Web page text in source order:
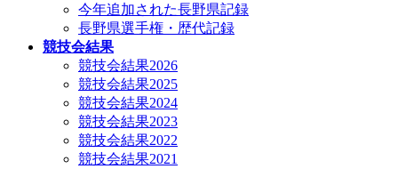
今年追加された長野県記録
長野県選手権・歴代記録
競技会結果
競技会結果2026
競技会結果2025
競技会結果2024
競技会結果2023
競技会結果2022
競技会結果2021